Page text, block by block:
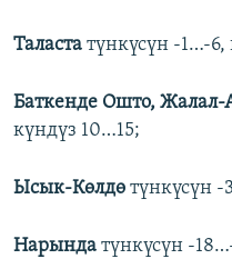
Таласта түнкүсүн -1…-6,
Баткенде Ошто, Жалал-
күндүз 10…15;
Ысык-Көлдө түнкүсүн
Нарында түнкүсүн -